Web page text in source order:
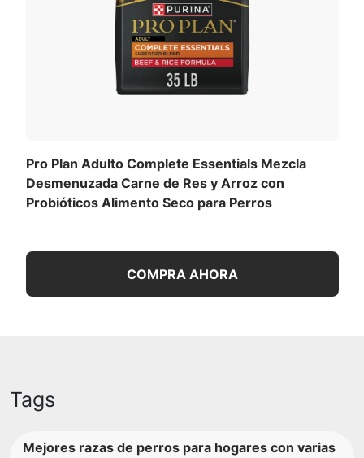
Pro Plan Adulto Complete Essentials Mezcla
Desmenuzada Carne de Res y Arroz con
Probióticos Alimento Seco para Perros
COMPRA AHORA
Tags
Mejores razas de perros para hogares con varias